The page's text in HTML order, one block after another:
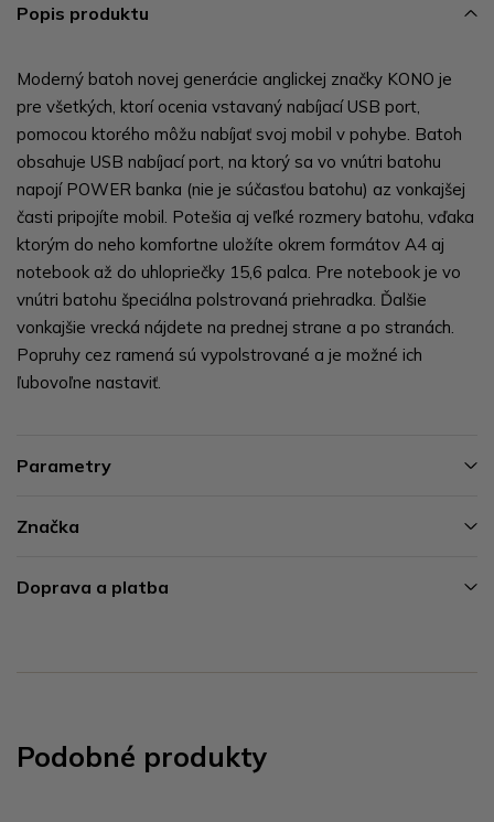
Popis produktu
Moderný batoh novej generácie anglickej značky KONO je
pre všetkých, ktorí ocenia vstavaný nabíjací USB port,
pomocou ktorého môžu nabíjať svoj mobil v pohybe. Batoh
obsahuje USB nabíjací port, na ktorý sa vo vnútri batohu
napojí POWER banka (nie je súčasťou batohu) az vonkajšej
časti pripojíte mobil. Potešia aj veľké rozmery batohu, vďaka
ktorým do neho komfortne uložíte okrem formátov A4 aj
notebook až do uhlopriečky 15,6 palca. Pre notebook je vo
vnútri batohu špeciálna polstrovaná priehradka. Ďalšie
vonkajšie vrecká nájdete na prednej strane a po stranách.
Popruhy cez ramená sú vypolstrované a je možné ich
ľubovoľne nastaviť.
Parametry
Značka
Doprava a platba
Podobné produkty